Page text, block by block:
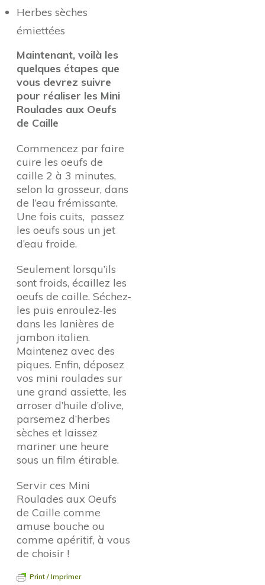
Herbes sèches
émiettées
Maintenant, voilà les
quelques étapes que
vous devrez suivre
pour réaliser les Mini
Roulades aux Oeufs
de Caille
Commencez par faire
cuire les oeufs de
caille 2 à 3 minutes,
selon la grosseur, dans
de l’eau frémissante.
Une fois cuits, passez
les oeufs sous un jet
d’eau froide.
Seulement lorsqu’ils
sont froids, écaillez les
oeufs de caille. Séchez-
les puis enroulez-les
dans les lanières de
jambon italien.
Maintenez avec des
piques. Enfin, déposez
vos mini roulades sur
une grand assiette, les
arroser d’huile d’olive,
parsemez d’herbes
sèches et laissez
mariner une heure
sous un film étirable.
Servir ces Mini
Roulades aux Oeufs
de Caille comme
amuse bouche ou
comme apéritif, à vous
de choisir !
Print / Imprimer